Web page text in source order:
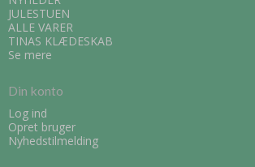
JULESTUEN
ALLE VARER
TINAS KLÆDESKAB
Se mere
Din konto
Log ind
Opret bruger
Nyhedstilmelding